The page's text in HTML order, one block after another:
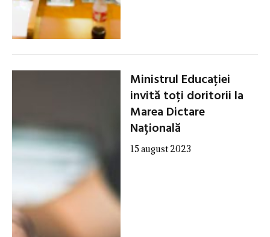
Ministrul Educației
invită toți doritorii la
Marea Dictare
Națională
15 august 2023